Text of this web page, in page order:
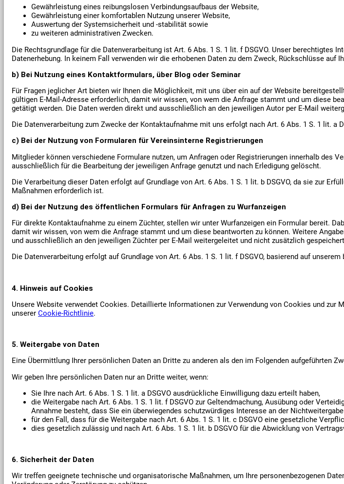
Gewährleistung eines reibungslosen Verbindungsaufbaus der Website,
Gewährleistung einer komfortablen Nutzung unserer Website,
Auswertung der Systemsicherheit und -stabilität sowie
zu weiteren administrativen Zwecken.
Die Rechtsgrundlage für die Datenverarbeitung ist Art. 6 Abs. 1 S. 1 lit. f DSGVO. Unser berechtigtes
Datenerhebung. In keinem Fall verwenden wir die erhobenen Daten zu dem Zweck, Rückschlüsse auf
b) Bei Nutzung eines Kontaktformulars, über Blog oder Seminar
Für Fragen jeglicher Art bieten wir Ihnen die Möglichkeit, mit uns über ein auf der Website
gültigen E-Mail-Adresse erforderlich, damit wir wissen, von wem die Anfrage stammt und um diese
getätigt werden. Die Daten werden direkt und ausschließlich an den jeweiligen Autor per E-Mail
Die Datenverarbeitung zum Zwecke der Kontaktaufnahme mit uns erfolgt nach Art. 6 Abs. 1 S. 1 lit. a
c) Bei der Nutzung von Formularen für Vereinsinterne Registrierungen
Mitglieder können verschiedene Formulare nutzen, um Anfragen oder Registrierungen innerhalb des
ausschließlich für die Bearbeitung der jeweiligen Anfrage genutzt und nach Erledigung gelöscht.
Die Verarbeitung dieser Daten erfolgt auf Grundlage von Art. 6 Abs. 1 S. 1 lit. b DSGVO, da sie zur
Maßnahmen erforderlich ist.
d) Bei der Nutzung des öffentlichen Formulars für Anfragen zu Wurfanzeigen
Für direkte Kontaktaufnahme zu einem Züchter, stellen wir unter Wurfanzeigen ein Formular bereit.
damit wir wissen, von wem die Anfrage stammt und um diese beantworten zu können. Weitere
und ausschließlich an den jeweiligen Züchter per E-Mail weitergeleitet und nicht zusätzlich
Die Datenverarbeitung erfolgt auf Grundlage von Art. 6 Abs. 1 S. 1 lit. f DSGVO, basierend auf
4. Hinweis auf Cookies
Unsere Website verwendet Cookies. Detaillierte Informationen zur Verwendung von Cookies und zur
unserer Cookie-Richtlinie.
5. Weitergabe von Daten
Eine Übermittlung Ihrer persönlichen Daten an Dritte zu anderen als den im Folgenden aufgeführten
Wir geben Ihre persönlichen Daten nur an Dritte weiter, wenn:
Sie Ihre nach Art. 6 Abs. 1 S. 1 lit. a DSGVO ausdrückliche Einwilligung dazu erteilt haben,
die Weitergabe nach Art. 6 Abs. 1 S. 1 lit. f DSGVO zur Geltendmachung, Ausübung oder
Annahme besteht, dass Sie ein überwiegendes schutzwürdiges Interesse an der
für den Fall, dass für die Weitergabe nach Art. 6 Abs. 1 S. 1 lit. c DSGVO eine gesetzliche
dies gesetzlich zulässig und nach Art. 6 Abs. 1 S. 1 lit. b DSGVO für die Abwicklung von
6. Sicherheit der Daten
Wir treffen geeignete technische und organisatorische Maßnahmen, um Ihre personenbezogenen